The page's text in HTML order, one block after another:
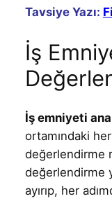
Tavsiye Yazı:
İş
İş emniyeti
ortamındaki
değerlendirme
değerlendirme
ayırıp, her